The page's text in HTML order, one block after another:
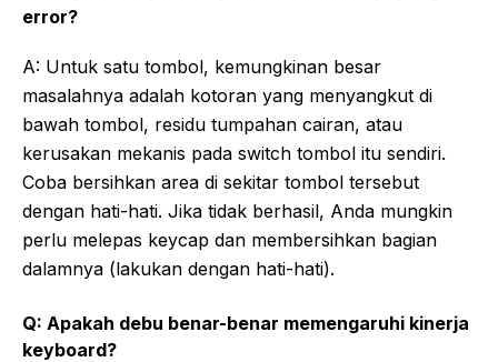
error?
A: Untuk satu tombol, kemungkinan besar
masalahnya adalah kotoran yang menyangkut di
bawah tombol, residu tumpahan cairan, atau
kerusakan mekanis pada switch tombol itu sendiri.
Coba bersihkan area di sekitar tombol tersebut
dengan hati-hati. Jika tidak berhasil, Anda mungkin
perlu melepas keycap dan membersihkan bagian
dalamnya (lakukan dengan hati-hati).
Q: Apakah debu benar-benar memengaruhi kinerja
keyboard?